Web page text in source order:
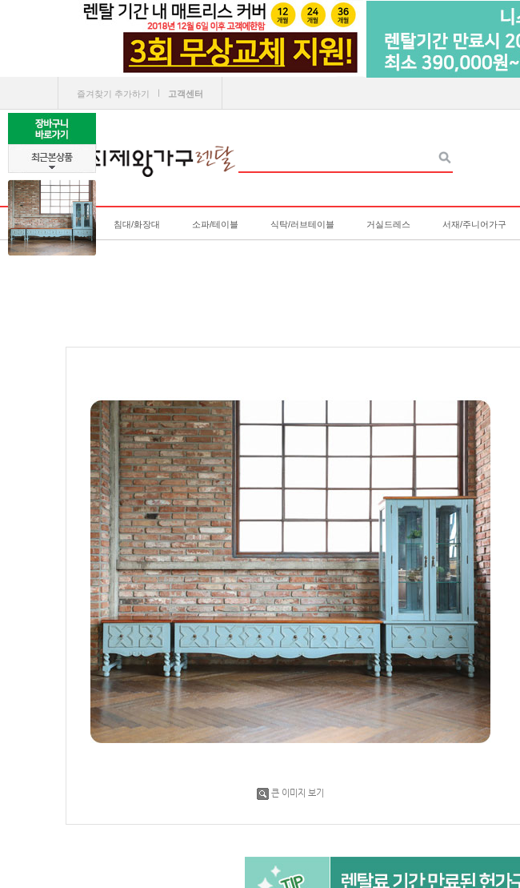
즐겨찾기 추가하기 ㅣ 고객센터
침대/화장대 소파/테이블 식탁/러브테이블 거실드레스 서재/주니어가구
큰 이미지 보기